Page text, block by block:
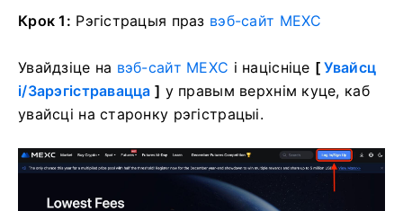
Крок 1: Рэгістрацыя праз вэб-сайт MEXC
Увайдзіце на вэб-сайт MEXC і націсніце [Увайсц
і/Зарэгістравацца ] у правым верхнім куце, каб
увайсці на старонку рэгістрацыі.